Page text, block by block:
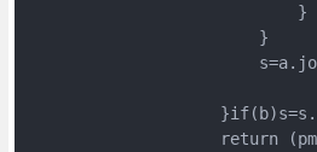
                            }
                        }
return